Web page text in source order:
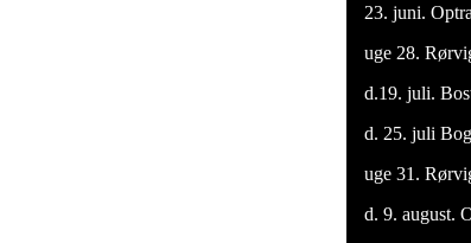
23. juni.
uge 28.
d.19. juli.
d. 25. juli
uge 31.
d. 9. august.